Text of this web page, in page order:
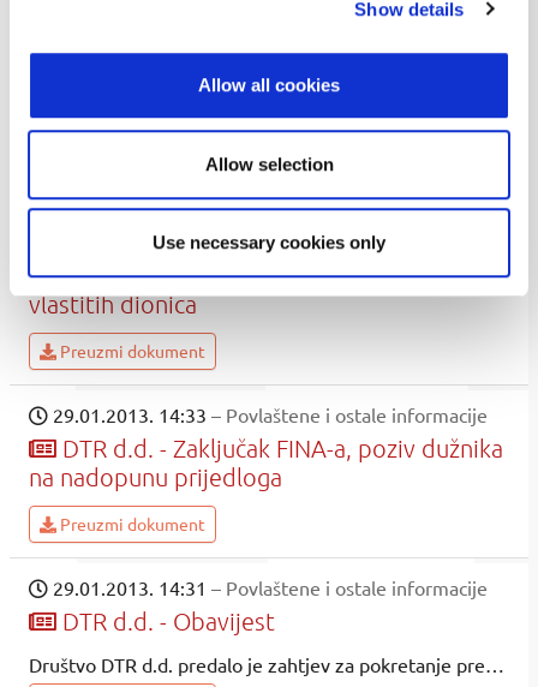
Show details
Allow all cookies
Allow selection
Use necessary cookies only
ZIF FIMA Proprius d.d. - Obavijest o
sklopljenom Predugovoru o prijenosu
poslovnih udjela
30.01.2013. 08:22– Općenita propisana informacija
Uljanik Plovidba d.d. - prijava stjecanja
vlastitih dionica
Preuzmi dokument
29.01.2013. 14:33 – Povlaštene i ostale informacije
DTR d.d. - Zaključak FINA-a, poziv dužnika
na nadopunu prijedloga
Preuzmi dokument
29.01.2013. 14:31 – Povlaštene i ostale informacije
DTR d.d. - Obavijest
Društvo DTR d.d. predalo je zahtjev za pokretanje predstečajne nagodbe, na koju smo zakonski bili obvezni. Za sada još nije donešena odluka o otvaranju predstečajne nagodbe